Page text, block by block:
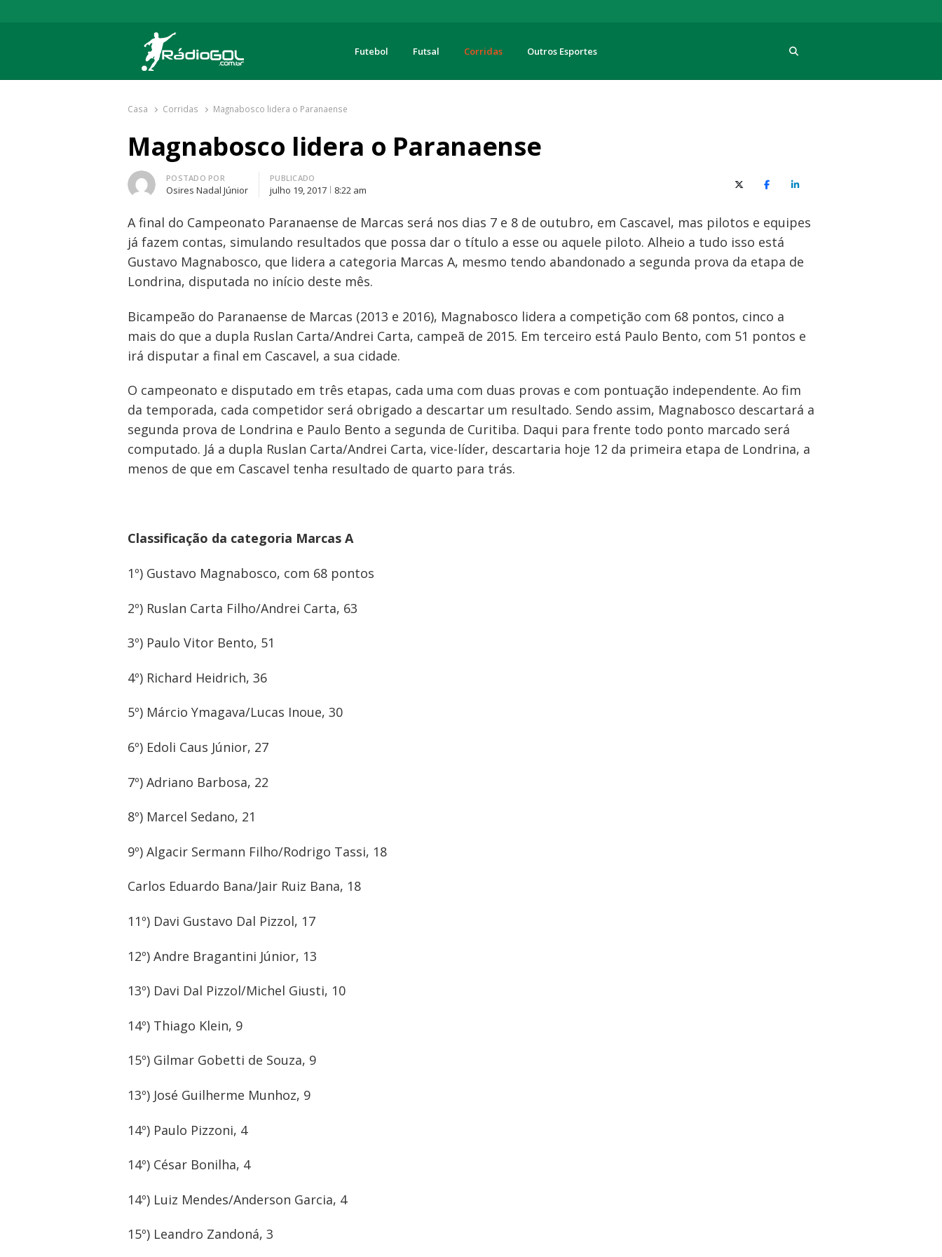
Rádio Gol
Há mais de 20 anos com as melhores coberturas
Futebol Futsal Corridas Outros Esportes
Casa Corridas Magnabosco lidera o Paranaense
Magnabosco lidera o Paranaense
Autor
POSTADO POR
Osires Nadal Júnior
PUBLICADO
julho 19, 2017 8:22 am X (Twitter)FacebookO LinkedIn
A final do Campeonato Paranaense de Marcas será nos dias 7 e 8 de outubro, em Cascavel, mas pilotos e equipes
já fazem contas, simulando resultados que possa dar o título a esse ou aquele piloto. Alheio a tudo isso está
Gustavo Magnabosco, que lidera a categoria Marcas A, mesmo tendo abandonado a segunda prova da etapa de
Londrina, disputada no início deste mês.
Bicampeão do Paranaense de Marcas (2013 e 2016), Magnabosco lidera a competição com 68 pontos, cinco a
mais do que a dupla Ruslan Carta/Andrei Carta, campeã de 2015. Em terceiro está Paulo Bento, com 51 pontos e
irá disputar a final em Cascavel, a sua cidade.
O campeonato e disputado em três etapas, cada uma com duas provas e com pontuação independente. Ao fim
da temporada, cada competidor será obrigado a descartar um resultado. Sendo assim, Magnabosco descartará a
segunda prova de Londrina e Paulo Bento a segunda de Curitiba. Daqui para frente todo ponto marcado será
computado. Já a dupla Ruslan Carta/Andrei Carta, vice-líder, descartaria hoje 12 da primeira etapa de Londrina, a
menos de que em Cascavel tenha resultado de quarto para trás.
Classificação da categoria Marcas A
1º) Gustavo Magnabosco, com 68 pontos
2º) Ruslan Carta Filho/Andrei Carta, 63
3º) Paulo Vitor Bento, 51
4º) Richard Heidrich, 36
5º) Márcio Ymagava/Lucas Inoue, 30
6º) Edoli Caus Júnior, 27
7º) Adriano Barbosa, 22
8º) Marcel Sedano, 21
9º) Algacir Sermann Filho/Rodrigo Tassi, 18
Carlos Eduardo Bana/Jair Ruiz Bana, 18
11º) Davi Gustavo Dal Pizzol, 17
12º) Andre Bragantini Júnior, 13
13º) Davi Dal Pizzol/Michel Giusti, 10
14º) Thiago Klein, 9
15º) Gilmar Gobetti de Souza, 9
13º) José Guilherme Munhoz, 9
14º) Paulo Pizzoni, 4
14º) César Bonilha, 4
14º) Luiz Mendes/Anderson Garcia, 4
15º) Leandro Zandoná, 3